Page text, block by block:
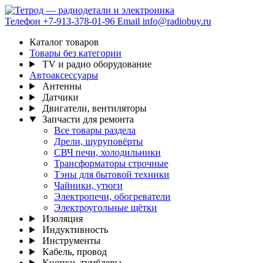
Телефон +7-913-378-01-96 Email info@radiobuy.ru
Каталог товаров
Товары без категории
TV и радио оборудование
Автоаксессуары
Антенны
Датчики
Двигатели, вентиляторы
Запчасти для ремонта
Все товары раздела
Дрели, шуруповёрты
СВЧ печи, холодильники
Трансформаторы строчные
Тэны для бытовой техники
Чайники, утюги
Электропечи, обогреватели
Электроугольные щётки
Изоляция
Индуктивность
Инструменты
Кабель, провод